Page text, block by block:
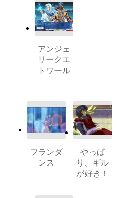
アンジェ
リークエ
トワール
フランダ
ンス
やっぱ
り、ギル
が好き！